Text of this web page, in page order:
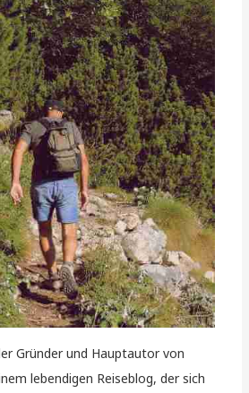
Gründer und Hauptautor von
lebendigen Reiseblog, der sich